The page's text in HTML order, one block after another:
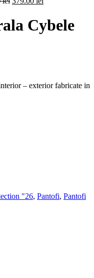
a
fost:
409.00 lei.
este:
379.00 lei.
Cybele
– exterior fabricate in
"26, Pantofi, Pantofi